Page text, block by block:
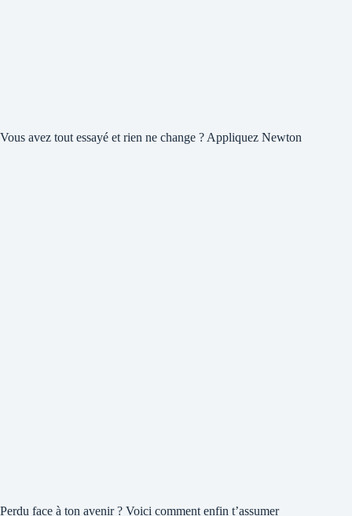
Vous avez tout essayé et rien ne change ? Appliquez Newton
Perdu face à ton avenir ? Voici comment enfin t’assumer